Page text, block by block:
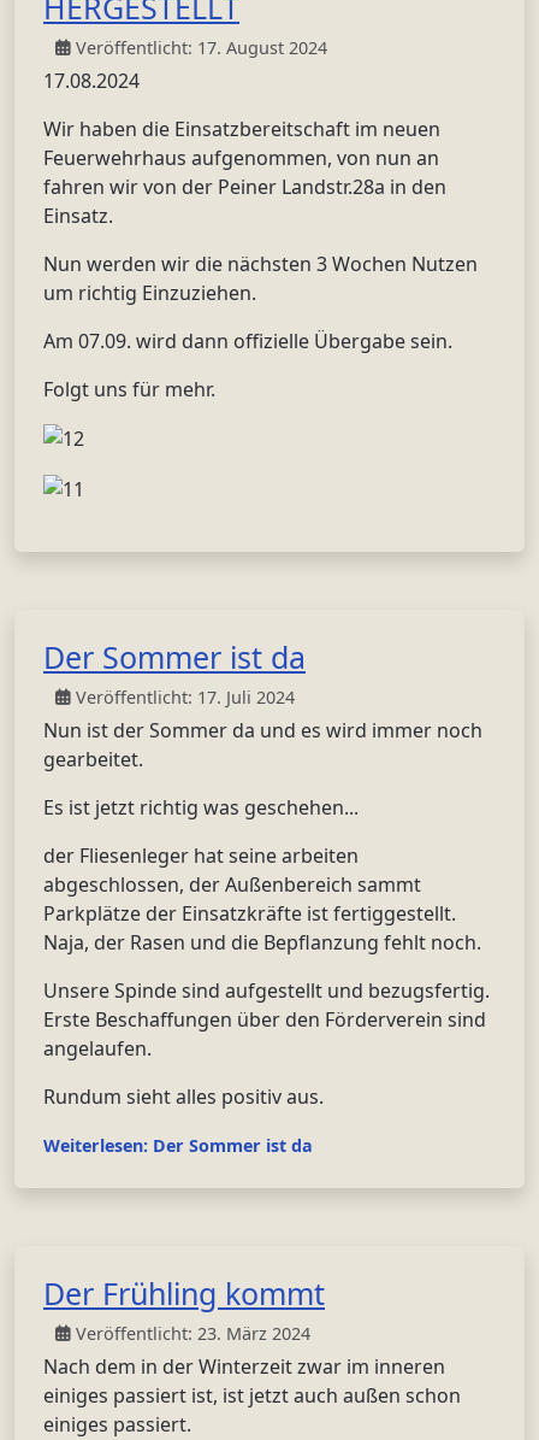
Veröffentlicht: 17. August 2024
17.08.2024
Wir haben die Einsatzbereitschaft im neuen
Feuerwehrhaus aufgenommen, von nun an
fahren wir von der Peiner Landstr.28a in den
Einsatz.
Nun werden wir die nächsten 3 Wochen Nutzen
um richtig Einzuziehen.
Am 07.09. wird dann offizielle Übergabe sein.
Folgt uns für mehr.
Der Sommer ist da
Veröffentlicht: 17. Juli 2024
Nun ist der Sommer da und es wird immer noch
gearbeitet.
Es ist jetzt richtig was geschehen...
der Fliesenleger hat seine arbeiten
abgeschlossen, der Außenbereich sammt
Parkplätze der Einsatzkräfte ist fertiggestellt.
Naja, der Rasen und die Bepflanzung fehlt noch.
Unsere Spinde sind aufgestellt und bezugsfertig.
Erste Beschaffungen über den Förderverein sind
angelaufen.
Rundum sieht alles positiv aus.
Weiterlesen: Der Sommer ist da
Der Frühling kommt
Veröffentlicht: 23. März 2024
Nach dem in der Winterzeit zwar im inneren
einiges passiert ist, ist jetzt auch außen schon
einiges passiert.